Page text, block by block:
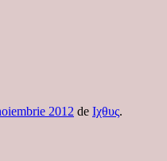
2012 de Ιχθυς.